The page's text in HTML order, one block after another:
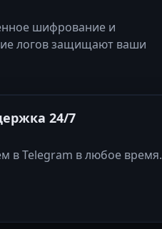
шифрование и
логов защищают ваши
24/7
в Telegram в любое время.